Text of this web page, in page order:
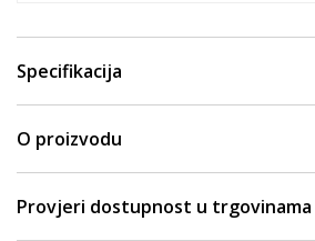
Specifikacija
O proizvodu
Provjeri dostupnost u trgovinama